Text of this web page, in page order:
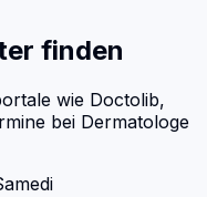
finden
wie Doctolib,
bei Dermatologe